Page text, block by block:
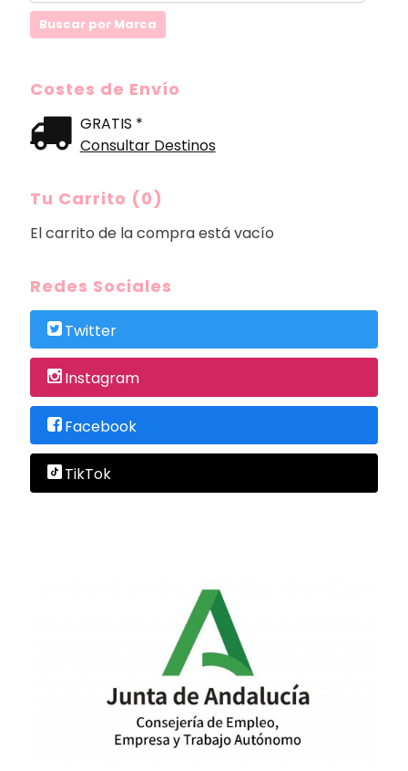
Costes de Envío
GRATIS *
Consultar Destinos
Tu Carrito (0)
El carrito de la compra está vacío
Redes Sociales
Twitter
Instagram
Facebook
TikTok